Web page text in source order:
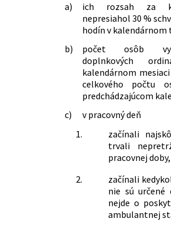
390/2022 Z. z.
Zákon, ktorým
č. 576/2004 Z. z. o
starostlivosti,
poskytovaním
starostlivosti a o
niektorých
predpisov a
dopĺňajú niektoré
420/2022 Z. z.
Zákon, ktorým sa
č. 281/2015 Z. z. o
profesionálnych
doplnení
neskorších
494/2022 Z. z.
Zákon, ktorým
č. 112/2018 Z. z.
a sociálnych
doplnení
a)
ich rozsah za
nepresiahol 30 %
hodín v kalendárnom
b)
počet osôb
doplnkových
kalendárnom
celkového počtu
predchádzajúcom
c)
v pracovný deň
1.
začínali
trvali
pracovnej
2.
začínali
nie sú určené
nejde o
ambulantnej